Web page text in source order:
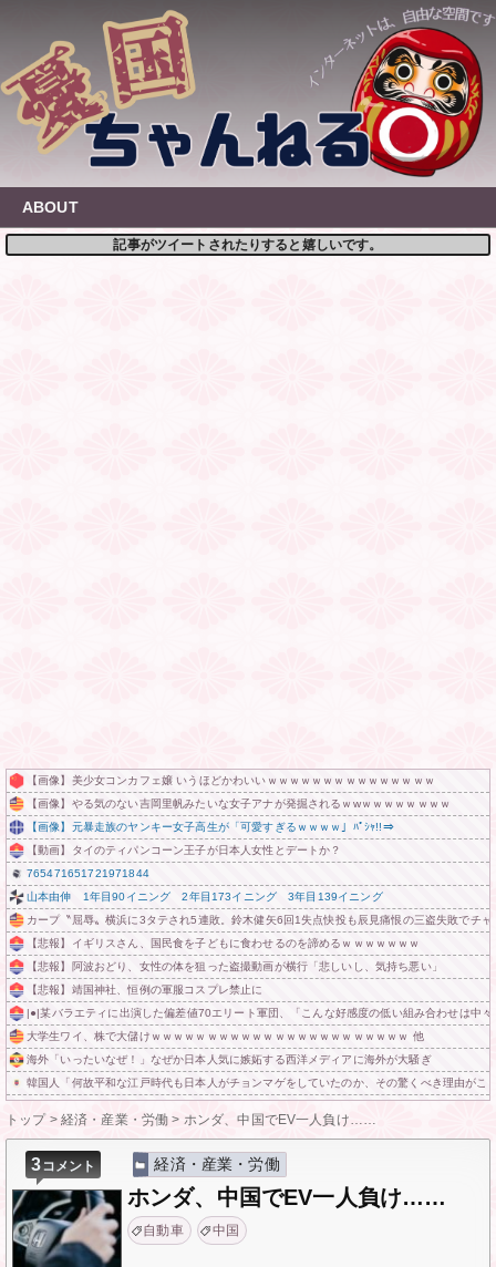
content
ABOUT
記事がツイートされたりすると嬉しいです。
【画像】美少女コンカフェ嬢 いうほどかわいいｗｗｗｗｗｗｗｗｗｗｗｗｗｗｗ
【画像】やる気のない吉岡里帆みたいな女子アナが発掘されるｗwｗｗｗｗｗｗｗｗ
【画像】元暴走族のヤンキー女子高生が「可愛すぎるｗｗｗｗ」ﾊﾟｼｬ!!⇒
【動画】タイのティパンコーン王子が日本人女性とデートか？
765471651721971844
山本由伸 1年目90イニング 2年目173イニング 3年目139イニング
カープ〝屈辱〟横浜に3タテされ5連敗。鈴木健矢6回1失点快投も辰見痛恨の三盗失敗でチ
【悲報】イギリスさん、国民食を子どもに食わせるのを諦めるｗｗｗｗｗｗｗ
【悲報】阿波おどり、女性の体を狙った盗撮動画が横行「悲しいし、気持ち悪い」
【悲報】靖国神社、恒例の軍服コスプレ禁止に
|●|某バラエティに出演した偏差値70エリート軍団、「こんな好感度の低い組み合わせは中
大学生ワイ、株で大儲けｗｗｗｗｗｗｗｗｗｗｗｗｗｗｗｗｗｗｗｗｗｗｗ 他
海外「いったいなぜ！」なぜか日本人気に嫉妬する西洋メディアに海外が大騒ぎ
韓国人「何故平和な江戸時代も日本人がチョンマゲをしていたのか、その驚くべき理由が
トップ> 経済・産業・労働 > ホンダ、中国でEV一人負け……
3コメント 経済・産業・労働
ホンダ、中国でEV一人負け……
自動車 中国